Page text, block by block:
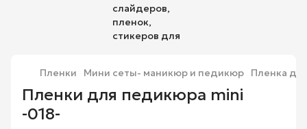
Пленки Мини сеты- маникюр и педикюр Пленка
Пленки для педикюра mini
-018-